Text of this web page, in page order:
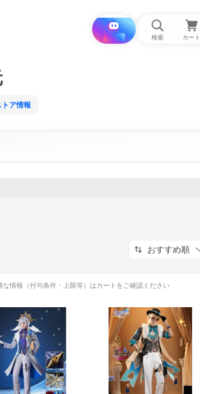
i と探す 検索 カート
トア情報
おすすめ順
情報（付与条件・上限等）はカートをご確認ください